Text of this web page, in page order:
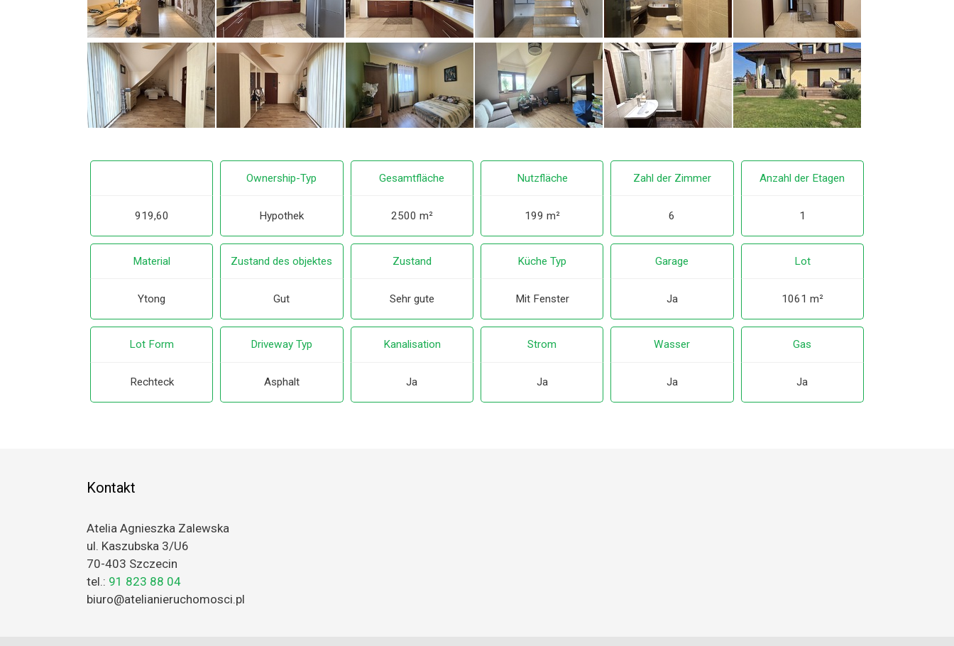
919,60
Ownership-Typ
Hypothek
Gesamtfläche
2500 m²
Nutzfläche
199 m²
Zahl der Zimmer
6
Anzahl der Etagen
1
Material
Ytong
Zustand des objektes
Gut
Zustand
Sehr gute
Küche Typ
Mit Fenster
Garage
Ja
Lot
1061 m²
Lot Form
Rechteck
Driveway Typ
Asphalt
Kanalisation
Ja
Strom
Ja
Wasser
Ja
Gas
Ja
Kontakt
Atelia Agnieszka Zalewska
ul. Kaszubska 3/U6
70-403 Szczecin
tel.: 91 823 88 04
biuro@atelianieruchomosci.pl